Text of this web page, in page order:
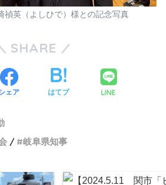
英（よしひで）様との記念写真
SHARE
ェア はてブ LINE
岐阜県知事